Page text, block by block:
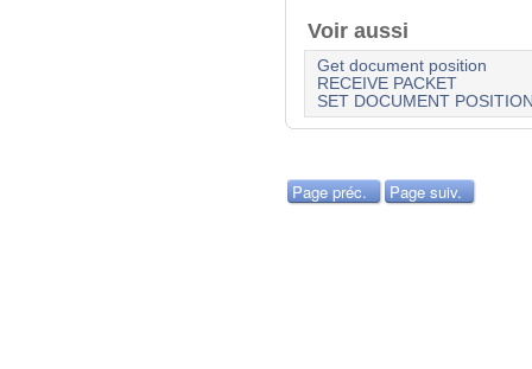
Voir aussi
Get document position
RECEIVE PACKET
SET DOCUMENT
Page préc. Page suiv.